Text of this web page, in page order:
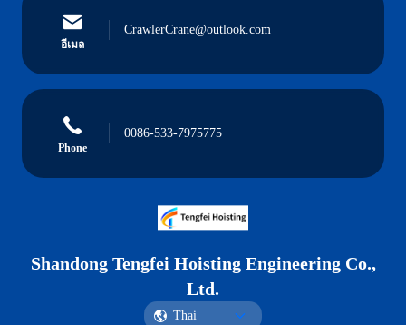
อีเมล
CrawlerCrane@outlook.com
Phone
0086-533-7975775
Shandong Tengfei Hoisting Engineering Co.,
Ltd.
Thai